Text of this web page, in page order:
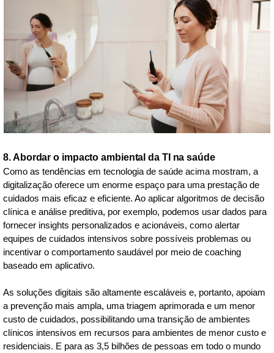
8. Abordar o impacto ambiental da TI na saúde
Como as tendências em tecnologia de saúde acima mostram, a
digitalização oferece um enorme espaço para uma prestação de
cuidados mais eficaz e eficiente. Ao aplicar algoritmos de decisão
clínica e análise preditiva, por exemplo, podemos usar dados para
fornecer insights personalizados e acionáveis, como alertar
equipes de cuidados intensivos sobre possíveis problemas ou
incentivar o comportamento saudável por meio de coaching
baseado em aplicativo.
As soluções digitais são altamente escaláveis e, portanto, apoiam
a prevenção mais ampla, uma triagem aprimorada e um menor
custo de cuidados, possibilitando uma transição de ambientes
clínicos intensivos em recursos para ambientes de menor custo e
residenciais. E para as 3,5 bilhões de pessoas em todo o mundo